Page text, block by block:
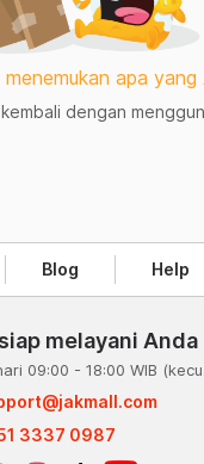
apa yang
dengan
Blog Help
melayani Anda
09:00 - 18:00 WIB
3337 0987